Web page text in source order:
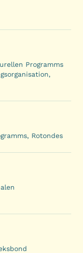
Programms
Rotondes